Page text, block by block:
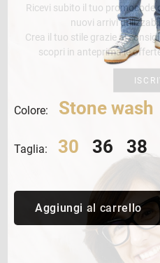
Colore: Stone wash
Taglia: 30 36 38
Aggiungi al carrello
Ricevi subito il tuo promocode
nuovi arrivi
Crea il tuo stile grazie ai
scopri in anteprima le